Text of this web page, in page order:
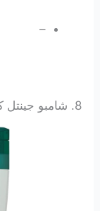
–
8. شامبو جينتل